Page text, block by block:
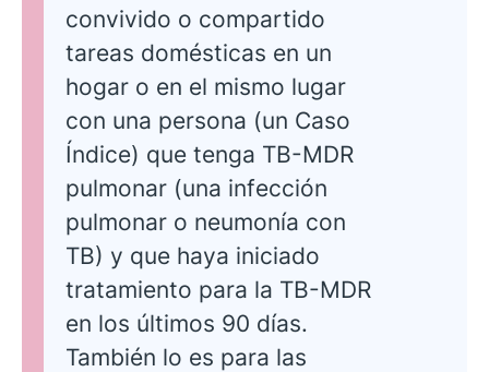
convivido o compartido
tareas domésticas en un
hogar o en el mismo lugar
con una persona (un Caso
Índice) que tenga TB-MDR
pulmonar (una infección
pulmonar o neumonía con
TB) y que haya iniciado
tratamiento para la TB-MDR
en los últimos 90 días.
También lo es para las